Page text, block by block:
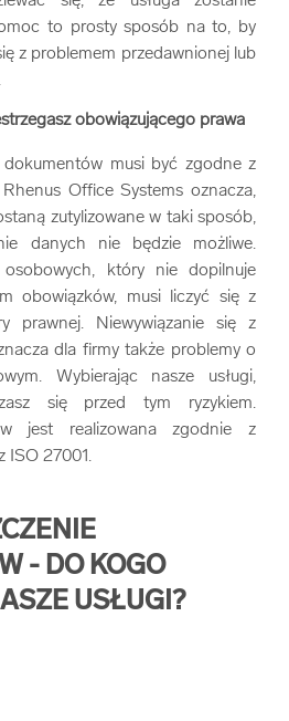
to prosty sposób na to, by
z problemem przedawnionej lub
obowiązującego prawa
dokumentów musi być zgodne z
Office Systems oznacza,
zutylizowane w taki sposób,
danych nie będzie możliwe.
który nie dopilnuje
obowiązków, musi liczyć się z
prawnej. Niewywiązanie się z
dla firmy także problemy o
Wybierając nasze usługi,
się przed tym ryzykiem.
jest realizowana zgodnie z
ISO 27001.
- DO KOGO
USŁUGI?